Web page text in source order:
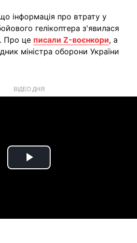
інформація про втрату у
гелікоптера з'явилася
Про це писали Z-воєнкори, а
міністра оборони України
ВІДЕО ДНЯ
Play